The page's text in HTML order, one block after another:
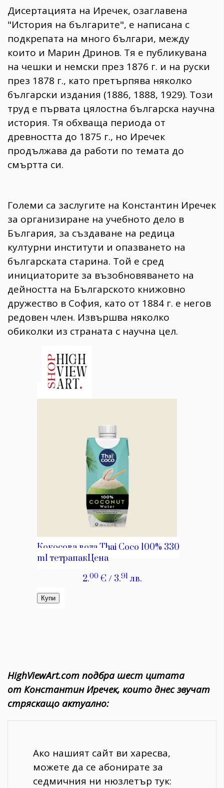
Дисертацията на Иречек, озаглавена
"История на българите", е написана с
подкрепата на много българи, между
които и Марин Дринов. Тя е публикувана
на чешки и немски през 1876 г. и на руски
през 1878 г., като претърпява няколко
български издания (1886, 1888, 1929). Този
труд е първата цялостна българска научна
история. Тя обхваща периода от
древността до 1875 г., но Иречек
продължава да работи по темата до
смъртта си.
Големи са заслугите на Константин Иречек
за организиране на учебното дело в
България, за създаване на редица
културни институти и опазването на
българската старина. Той е сред
инициаторите за възобновяването на
дейността на Българското книжовно
дружество в София, като от 1884 г. е негов
редовен член. Извършва няколко
обиколки из страната с научна цел.
HighViewArt.com подбра шест цитата
от Константин Иречек, които днес звучат
стряскащо актуално:
Ако нашият сайт ви харесва,
можете да се абонирате за
седмичния ни нюзлетър тук: